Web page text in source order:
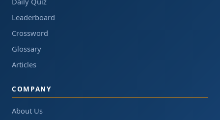
Leaderboard
Crossword
Glossary
Articles
COMPANY
About Us